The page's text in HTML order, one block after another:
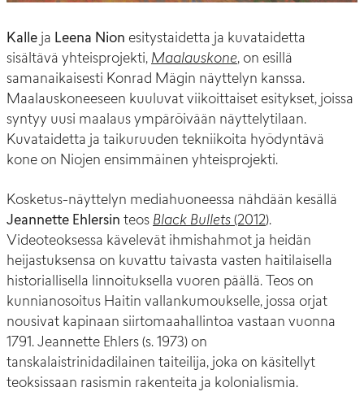
Kalle ja Leena Nion esitystaidetta ja kuvataidetta
sisältävä yhteisprojekti, Maalauskone, on esillä
samanaikaisesti Konrad Mägin näyttelyn kanssa.
Maalauskoneeseen kuuluvat viikoittaiset esitykset, joissa
syntyy uusi maalaus ympäröivään näyttelytilaan.
Kuvataidetta ja taikuruuden tekniikoita hyödyntävä
kone on Niojen ensimmäinen yhteisprojekti.
Kosketus-näyttelyn mediahuoneessa nähdään kesällä
Jeannette Ehlersin teos Black Bullets (2012).
Videoteoksessa kävelevät ihmishahmot ja heidän
heijastuksensa on kuvattu taivasta vasten haitilaisella
historiallisella linnoituksella vuoren päällä. Teos on
kunnianosoitus Haitin vallankumoukselle, jossa orjat
nousivat kapinaan siirtomaahallintoa vastaan vuonna
1791. Jeannette Ehlers (s. 1973) on
tanskalaistrinidadilainen taiteilija, joka on käsitellyt
teoksissaan rasismin rakenteita ja kolonialismia.